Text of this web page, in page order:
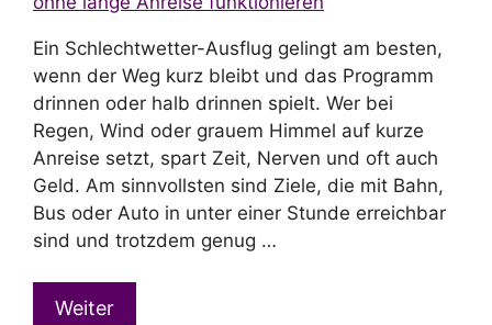
Ein Schlechtwetter-Ausflug gelingt am besten,
wenn der Weg kurz bleibt und das Programm
drinnen oder halb drinnen spielt. Wer bei
Regen, Wind oder grauem Himmel auf kurze
Anreise setzt, spart Zeit, Nerven und oft auch
Geld. Am sinnvollsten sind Ziele, die mit Bahn,
Bus oder Auto in unter einer Stunde erreichbar
sind und trotzdem genug …
Weiter